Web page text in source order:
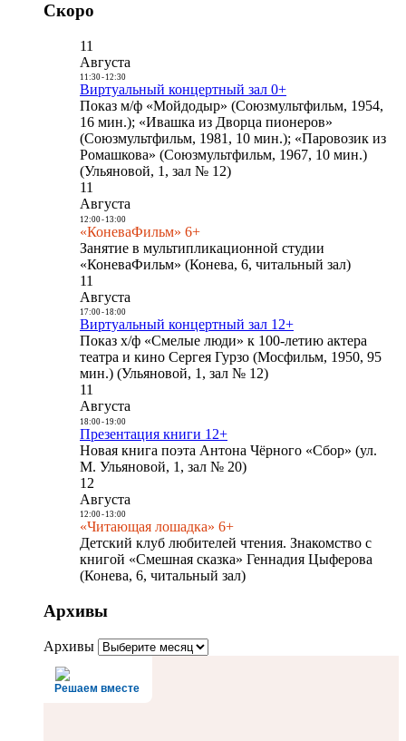
Скоро
11
Августа
11:30- 12:30
Виртуальный концертный зал 0+
Показ м/ф «Мойдодыр» (Союзмультфильм, 1954,
16 мин.); «Ивашка из Дворца пионеров»
(Союзмультфильм, 1981, 10 мин.); «Паровозик из
Ромашкова» (Союзмультфильм, 1967, 10 мин.)
(Ульяновой, 1, зал № 12)
11
Августа
12:00- 13:00
«КоневаФильм» 6+
Занятие в мультипликационной студии
«КоневаФильм» (Конева, 6, читальный зал)
11
Августа
17:00- 18:00
Виртуальный концертный зал 12+
Показ х/ф «Смелые люди» к 100-летию актера
театра и кино Сергея Гурзо (Мосфильм, 1950, 95
мин.) (Ульяновой, 1, зал № 12)
11
Августа
18:00- 19:00
Презентация книги 12+
Новая книга поэта Антона Чёрного «Сбор» (ул.
М. Ульяновой, 1, зал № 20)
12
Августа
12:00- 13:00
«Читающая лошадка» 6+
Детский клуб любителей чтения. Знакомство с
книгой «Смешная сказка» Геннадия Цыферова
(Конева, 6, читальный зал)
Архивы
Архивы
Решаем вместе